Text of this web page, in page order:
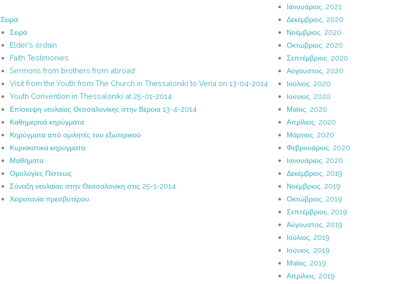
Σειρά
Σειρά
Elder's ordain
Faith Testimonies
Sermons from brothers from abroad
Visit from the Youth from The Church in Thessaloniki to Veria on 13-04-2014
Youth Convention in Thessaloniki at 25-01-2014
Επίσκεψη νεολαίας Θεσσαλονίκης στην Βέροια 13-4-2014
Καθημερινά κηρύγματα
Κηρύγματα από ομιλητές του εξωτερικού
Κυριακάτικα κηρύγματα
Μαθήματα
Ομολογίες Πίστεως
Σύναξη νεολαίας στην Θεσσαλονίκη στις 25-1-2014
Χειροτονία πρεσβυτέρου
Ιανουάριος, 2021
Δεκέμβριος, 2020
Νοέμβριος, 2020
Οκτώβριος, 2020
Σεπτέμβριος, 2020
Αύγουστος, 2020
Ιούλιος, 2020
Ιούνιος, 2020
Μαϊος, 2020
Απρίλιος, 2020
Μάρτιος, 2020
Φεβρουάριος, 2020
Ιανουάριος, 2020
Δεκέμβριος, 2019
Νοέμβριος, 2019
Οκτώβριος, 2019
Σεπτέμβριος, 2019
Αύγουστος, 2019
Ιούλιος, 2019
Ιούνιος, 2019
Μαϊος, 2019
Απρίλιος, 2019